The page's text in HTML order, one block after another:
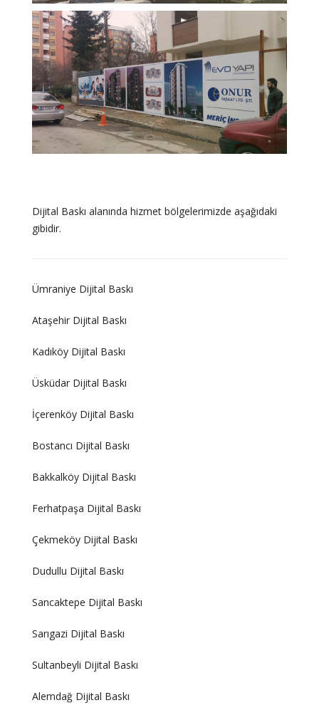
Dijital Baskı alanında hizmet bölgelerimizde aşağıdaki
gibidir.
Ümraniye Dijital Baskı
Ataşehir Dijital Baskı
Kadıköy Dijital Baskı
Üsküdar Dijital Baskı
İçerenköy Dijital Baskı
Bostancı Dijital Baskı
Bakkalköy Dijital Baskı
Ferhatpaşa Dijital Baskı
Çekmeköy Dijital Baskı
Dudullu Dijital Baskı
Sancaktepe Dijital Baskı
Sarıgazi Dijital Baskı
Sultanbeyli Dijital Baskı
Alemdağ Dijital Baskı